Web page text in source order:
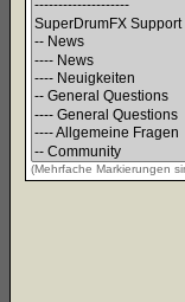
(Mehrfache Markierungen